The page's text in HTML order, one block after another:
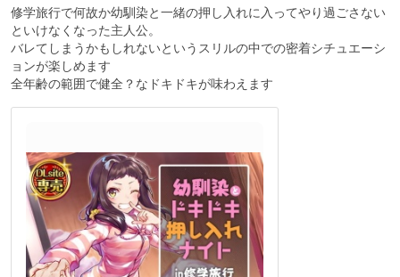
修学旅行で何故か幼馴染と一緒の押し入れに入ってやり過ごさない
といけなくなった主人公。
バレてしまうかもしれないというスリルの中での密着シチュエーシ
ョンが楽しめます
全年齢の範囲で健全？なドキドキが味わえます